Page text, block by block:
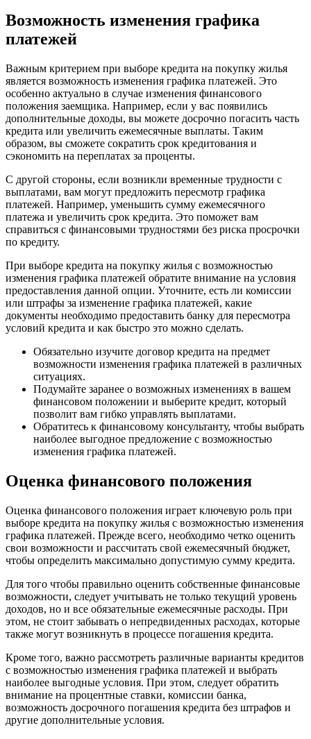
Возможность изменения графика
платежей
Важным критерием при выборе кредита на покупку жилья
является возможность изменения графика платежей. Это
особенно актуально в случае изменения финансового
положения заемщика. Например, если у вас появились
дополнительные доходы, вы можете досрочно погасить часть
кредита или увеличить ежемесячные выплаты. Таким
образом, вы сможете сократить срок кредитования и
сэкономить на переплатах за проценты.
С другой стороны, если возникли временные трудности с
выплатами, вам могут предложить пересмотр графика
платежей. Например, уменьшить сумму ежемесячного
платежа и увеличить срок кредита. Это поможет вам
справиться с финансовыми трудностями без риска просрочки
по кредиту.
При выборе кредита на покупку жилья с возможностью
изменения графика платежей обратите внимание на условия
предоставления данной опции. Уточните, есть ли комиссии
или штрафы за изменение графика платежей, какие
документы необходимо предоставить банку для пересмотра
условий кредита и как быстро это можно сделать.
Обязательно изучите договор кредита на предмет
возможности изменения графика платежей в различных
ситуациях.
Подумайте заранее о возможных изменениях в вашем
финансовом положении и выберите кредит, который
позволит вам гибко управлять выплатами.
Обратитесь к финансовому консультанту, чтобы выбрать
наиболее выгодное предложение с возможностью
изменения графика платежей.
Оценка финансового положения
Оценка финансового положения играет ключевую роль при
выборе кредита на покупку жилья с возможностью изменения
графика платежей. Прежде всего, необходимо четко оценить
свои возможности и рассчитать свой ежемесячный бюджет,
чтобы определить максимально допустимую сумму кредита.
Для того чтобы правильно оценить собственные финансовые
возможности, следует учитывать не только текущий уровень
доходов, но и все обязательные ежемесячные расходы. При
этом, не стоит забывать о непредвиденных расходах, которые
также могут возникнуть в процессе погашения кредита.
Кроме того, важно рассмотреть различные варианты кредитов
с возможностью изменения графика платежей и выбрать
наиболее выгодные условия. При этом, следует обратить
внимание на процентные ставки, комиссии банка,
возможность досрочного погашения кредита без штрафов и
другие дополнительные условия.